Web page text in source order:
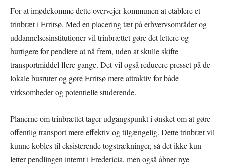
For at imødekomme dette overvejer kommunen at etablere et
trinbræt i Erritsø. Med en placering tæt på erhvervsområder og
uddannelsesinstitutioner vil trinbrættet gøre det lettere og
hurtigere for pendlere at nå frem, uden at skulle skifte
transportmiddel flere gange. Det vil også reducere presset på de
lokale busruter og gøre Erritsø mere attraktiv for både
virksomheder og potentielle studerende.
Planerne om trinbrættet tager udgangspunkt i ønsket om at gøre
offentlig transport mere effektiv og tilgængelig. Dette trinbræt vil
kunne kobles til eksisterende togstrækninger, så det ikke kun
letter pendlingen internt i Fredericia, men også åbner nye